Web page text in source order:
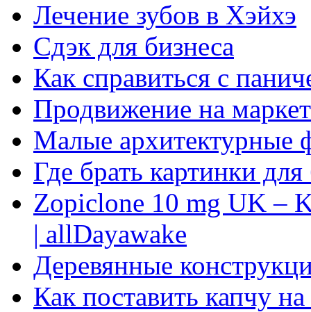
Лечение зубов в Хэйхэ
Сдэк для бизнеса
Как справиться с
Продвижение на
Малые архитектурные
Где брать картинки
Zopiclone 10 mg UK –
| allDayawake
Деревянные
Как поставить капчу